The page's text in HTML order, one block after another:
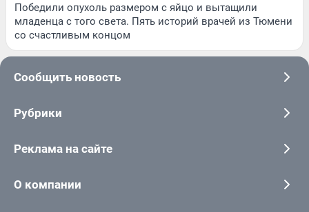
Победили опухоль размером с яйцо и вытащили
младенца с того света. Пять историй врачей из Тюмени
со счастливым концом
Сообщить новость
Рубрики
Реклама на сайте
О компании